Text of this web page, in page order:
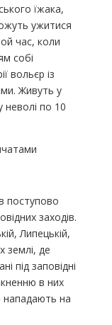
їжака,
ужитися
час, коли
собі
вольєр із
Живуть у
неволі по 10
поступово
заходів.
Липецькій,
землі, де
під заповідні
в них
нападають на